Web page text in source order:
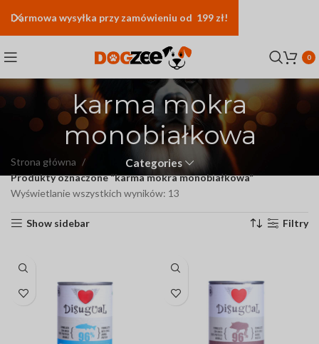
0
karma mokra
monobiałkowa
Categories
Strona główna
Produkty oznaczone “karma mokra monobiałkowa”
Wyświetlanie wszystkich wyników: 13
Show sidebar Filtry
Darmowa wysyłka przy zamówieniu od 199 zł!